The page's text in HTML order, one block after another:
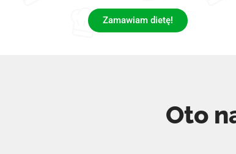
Zamawiam dietę!
Oto